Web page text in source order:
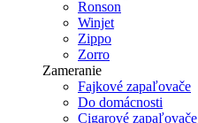
Ronson
Winjet
Zippo
Zorro
Zameranie
Fajkové zapaľovače
Do domácnosti
Cigarové zapaľovače